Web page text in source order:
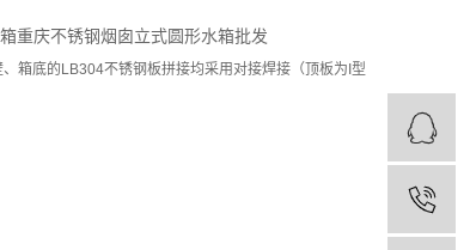
重庆不锈钢烟囱立式圆形水箱批发
箱底的LB304不锈钢板拼接均采用对接焊接（顶板为I型